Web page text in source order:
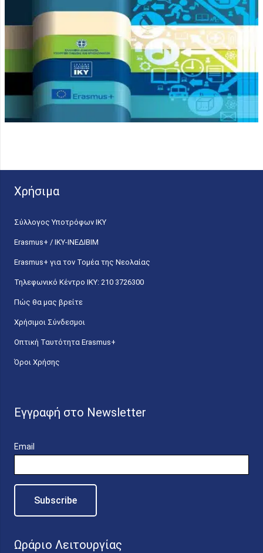
Χρήσιμα
Σύλλογος Υποτρόφων ΙΚΥ
Erasmus+ / ΙΚΥ-ΙΝΕΔΙΒΙΜ
Erasmus+ για τον Τομέα της Νεολαίας
Τηλεφωνικό Κέντρο IKY: 210 3726300
Πώς θα μας βρείτε
Χρήσιμοι Σύνδεσμοι
Οπτική Ταυτότητα Erasmus+
Όροι Χρήσης
Εγγραφή στο Newsletter
Email
Ωράριο Λειτουργίας